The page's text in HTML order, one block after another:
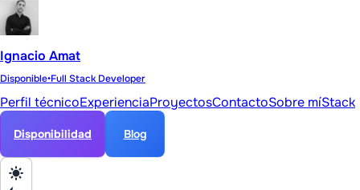
Ignacio Amat
Disponible•Full Stack Developer
Perfil técnicoExperienciaProyectosContactoSobre míStack
Disponibilidad Blog